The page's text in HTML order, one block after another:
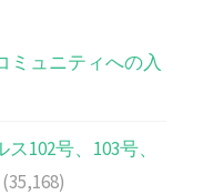
ミュニティへの入
102号、103号、
(35,168)